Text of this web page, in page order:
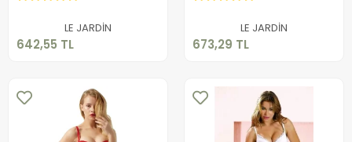
LE JARDİN
642,55 TL
Sepete Ekle
LE JARDİN
673,29 TL
Sepete Ekle